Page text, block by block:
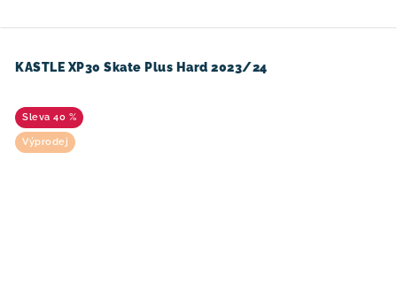
KASTLE XP30 Skate Plus Hard 2023/24
40 %
Výprodej